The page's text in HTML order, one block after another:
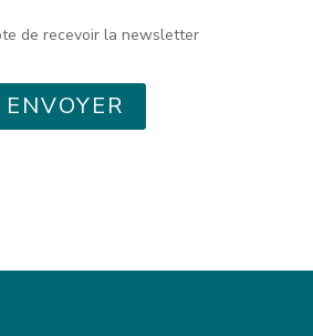
de recevoir la newsletter
ENVOYER